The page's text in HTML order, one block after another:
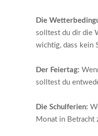
Die
solltest du dir die
wichtig, dass kein
Der Feiertag:
solltest du
Die Schulferien:
Monat in Betracht